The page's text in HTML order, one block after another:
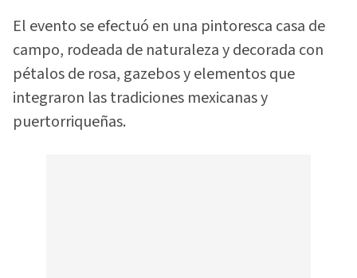
El evento se efectuó en una pintoresca casa de
campo, rodeada de naturaleza y decorada con
pétalos de rosa, gazebos y elementos que
integraron las tradiciones mexicanas y
puertorriqueñas.